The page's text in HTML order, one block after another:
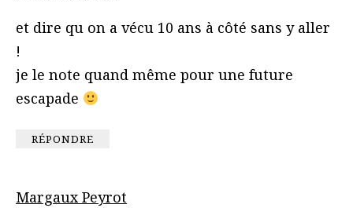
et dire qu on a vécu 10 ans à côté sans y aller
!
je le note quand même pour une future
escapade
RÉPONDRE
Margaux Peyrot